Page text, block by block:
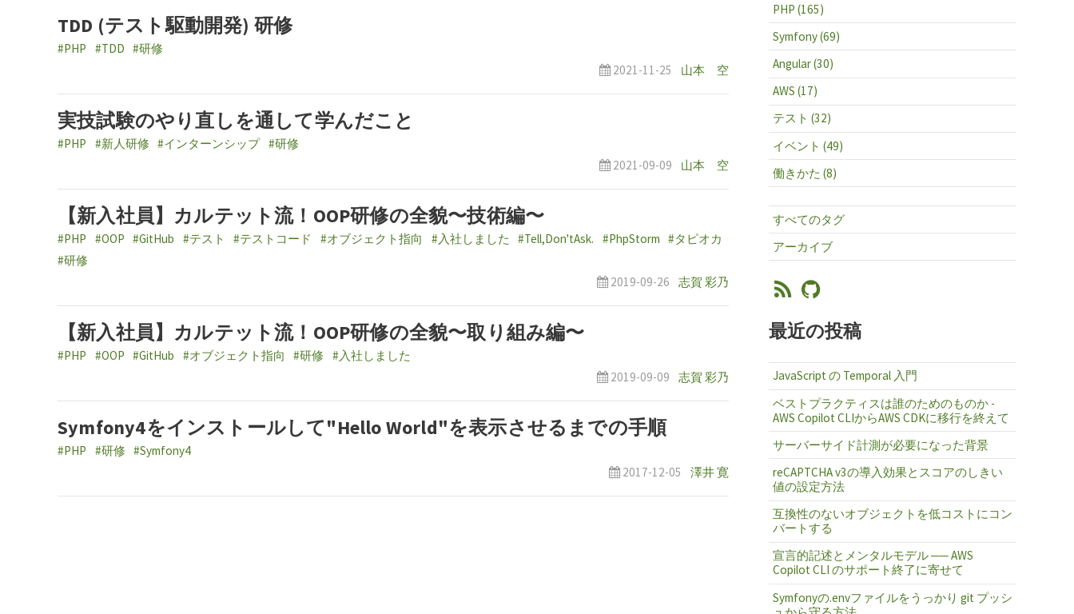
TDD (テスト駆動開発) 研修
#PHP #TDD #研修
2021-11-25
山本 空
実技試験のやり直しを通して学んだこと
#PHP #新人研修 #インターンシップ #研修
2021-09-09
山本 空
【新入社員】カルテット流！OOP研修の全貌〜技術編〜
#PHP #OOP #GitHub #テスト #テストコード #オブジェクト指向 #入社しました #Tell,Don'tAsk. #PhpStorm #タピオカ
#研修
2019-09-26
志賀 彩乃
【新入社員】カルテット流！OOP研修の全貌〜取り組み編〜
#PHP #OOP #GitHub #オブジェクト指向 #研修
#入社しました
2019-09-09
志賀 彩乃
Symfony4をインストールして"Hello World"を表示させるまでの手順
#PHP #研修 #Symfony4
2017-12-05
澤井 寛
PHP (165)
Symfony (69)
Angular (30)
AWS (17)
テスト (32)
イベント (49)
働きかた (8)
すべてのタグ
アーカイブ
最近の投稿
JavaScript の Temporal 入門
ベストプラクティスは誰のためのものか -
AWS Copilot CLIからAWS CDKに移行を終えて
サーバーサイド計測が必要になった背景
reCAPTCHA v3の導入効果とスコアのしきい
値の設定方法
互換性のないオブジェクトを低コストにコン
バートする
宣言的記述とメンタルモデル ── AWS
Copilot CLI のサポート終了に寄せて
Symfonyの.envファイルをうっかり git プッシ